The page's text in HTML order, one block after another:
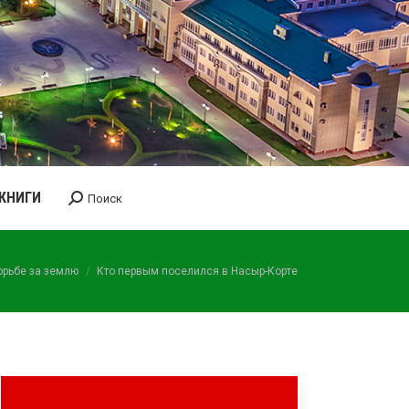
КНИГИ Поиск:
Поиск
за землю Кто первым поселился в Насыр-Корте